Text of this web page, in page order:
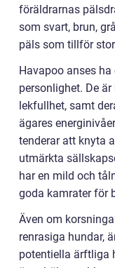
föräldrarnas
som svart, brun,
päls som tillför
Havapoo anses
personlighet. De
lekfullhet, samt
ägares
tenderar att knyta
utmärkta
har en mild och
goda kamrater för
Även om
renrasiga hundar,
potentiella ärftliga